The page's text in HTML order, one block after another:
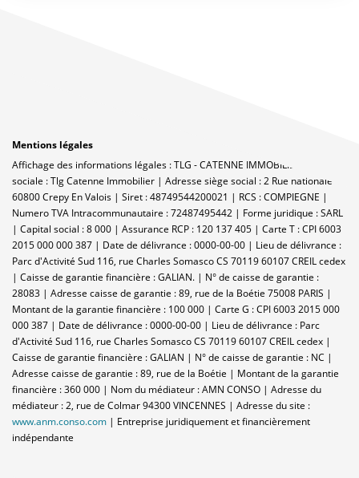
Mentions légales
Affichage des informations légales : TLG - CATENNE IMMOBILIER | Raison
sociale : Tlg Catenne Immobilier | Adresse siège social : 2 Rue nationale -
60800 Crepy En Valois | Siret : 48749544200021 | RCS : COMPIEGNE |
Numero TVA Intracommunautaire : 72487495442 | Forme juridique : SARL
| Capital social : 8 000 | Assurance RCP : 120 137 405 | Carte T : CPI 6003
2015 000 000 387 | Date de délivrance : 0000-00-00 | Lieu de délivrance :
Parc d'Activité Sud 116, rue Charles Somasco CS 70119 60107 CREIL cedex
| Caisse de garantie financière : GALIAN. | N° de caisse de garantie :
28083 | Adresse caisse de garantie : 89, rue de la Boétie 75008 PARIS |
Montant de la garantie financière : 100 000 | Carte G : CPI 6003 2015 000
000 387 | Date de délivrance : 0000-00-00 | Lieu de délivrance : Parc
d'Activité Sud 116, rue Charles Somasco CS 70119 60107 CREIL cedex |
Caisse de garantie financière : GALIAN | N° de caisse de garantie : NC |
Adresse caisse de garantie : 89, rue de la Boétie | Montant de la garantie
financière : 360 000 | Nom du médiateur : AMN CONSO | Adresse du
médiateur : 2, rue de Colmar 94300 VINCENNES | Adresse du site :
www.anm.conso.com | Entreprise juridiquement et financièrement
indépendante